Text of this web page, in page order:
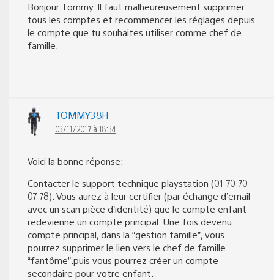
Bonjour Tommy. Il faut malheureusement supprimer
tous les comptes et recommencer les réglages depuis
le compte que tu souhaites utiliser comme chef de
famille.
TOMMY38H
03/11/2017 à 18:34
Voici la bonne réponse:
Contacter le support technique playstation (01 70 70
07 78). Vous aurez à leur certifier (par échange d’email
avec un scan pièce d’identité) que le compte enfant
redevienne un compte principal .Une fois devenu
compte principal, dans la “gestion famille”, vous
pourrez supprimer le lien vers le chef de famille
“fantôme”.puis vous pourrez créer un compte
secondaire pour votre enfant.